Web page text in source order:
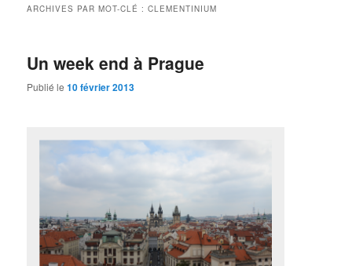
ARCHIVES PAR MOT-CLÉ :CLEMENTINIUM
Un week end à Prague
Publié le10 février 2013